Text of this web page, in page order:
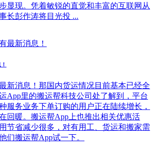
显现。凭着敏锐的直觉和丰富的互联网从
长彭作涛将目光投 ...
新消息！那国内货运情况目前基本已经全
App里的搬运帮科技公司处了解到，平台
服务业务下单订购的用户正在陆续增长，
回暖。搬运帮App上也推出相关优惠活
节省减少很多，对有用工、货运和搬家需
们搬运帮App试一下。